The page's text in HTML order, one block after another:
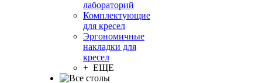
лабораторий
Комплектующие
для кресел
Эргономичные
накладки для
кресел
+ ЕЩЕ